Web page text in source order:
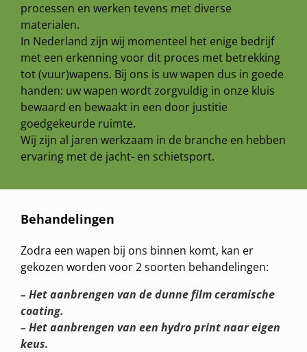
processen en werken tevens met diverse
materialen.
In Nederland zijn wij momenteel het enige bedrijf
met een erkenning voor dit proces met betrekking
tot (vuur)wapens. Bij ons is uw wapen dus in goede
handen: uw wapen wordt zorgvuldig in onze kluis
bewaard en bewaakt in een door justitie
goedgekeurde ruimte.
Wij zijn al jaren werkzaam in de branche en hebben
ervaring met de jacht- en schietsport.
Behandelingen
Zodra een wapen bij ons binnen komt, kan er
gekozen worden voor 2 soorten behandelingen:
– Het aanbrengen van de dunne film ceramische
coating.
– Het aanbrengen van een hydro print naar eigen
keus.